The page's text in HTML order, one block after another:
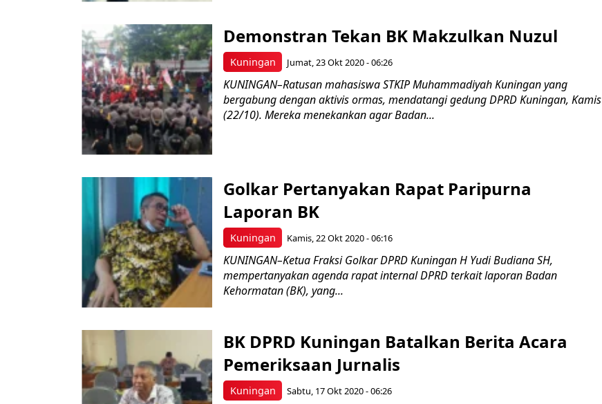
Kuningan
Demonstran Tekan BK Makzulkan Nuzul
Jumat, 23 Okt 2020 - 06:26
KUNINGAN–Ratusan mahasiswa STKIP Muhammadiyah Kuningan yang
bergabung dengan aktivis ormas, mendatangi gedung DPRD Kuningan, Kamis
(22/10). Mereka menekankan agar Badan...
Kuningan
Golkar Pertanyakan Rapat Paripurna
Laporan BK
Kamis, 22 Okt 2020 - 06:16
KUNINGAN–Ketua Fraksi Golkar DPRD Kuningan H Yudi Budiana SH,
mempertanyakan agenda rapat internal DPRD terkait laporan Badan
Kehormatan (BK), yang...
Kuningan
BK DPRD Kuningan Batalkan Berita Acara
Pemeriksaan Jurnalis
Sabtu, 17 Okt 2020 - 06:26